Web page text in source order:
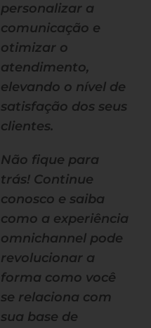
personalizar a
comunicação e
otimizar o
atendimento,
elevando o nível de
satisfação dos seus
clientes.
Não fique para
trás! Continue
conosco e saiba
como a experiência
omnichannel pode
revolucionar a
forma como você
se relaciona com
sua base de